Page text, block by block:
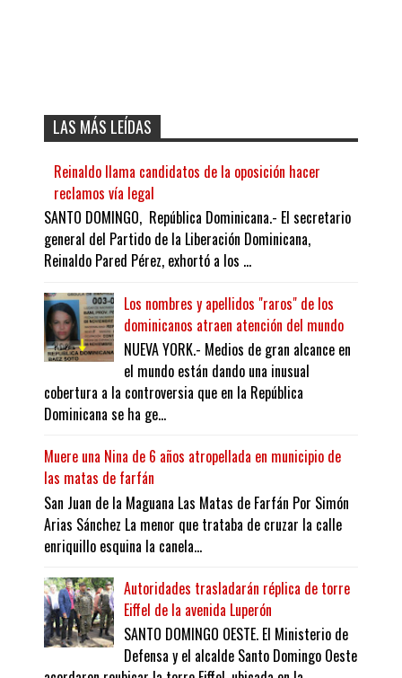
LAS MÁS LEÍDAS
Reinaldo llama candidatos de la oposición hacer
reclamos vía legal
SANTO DOMINGO, República Dominicana.- El secretario
general del Partido de la Liberación Dominicana,
Reinaldo Pared Pérez, exhortó a los ...
Los nombres y apellidos "raros" de los
dominicanos atraen atención del mundo
NUEVA YORK.- Medios de gran alcance en
el mundo están dando una inusual
cobertura a la controversia que en la República
Dominicana se ha ge...
Muere una Nina de 6 años atropellada en municipio de
las matas de farfán
San Juan de la Maguana Las Matas de Farfán Por Simón
Arias Sánchez La menor que trataba de cruzar la calle
enriquillo esquina la canela...
Autoridades trasladarán réplica de torre
Eiffel de la avenida Luperón
SANTO DOMINGO OESTE. El Ministerio de
Defensa y el alcalde Santo Domingo Oeste